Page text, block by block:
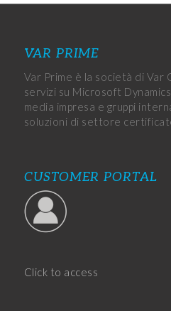
VAR PRIME
Var Prime è la società di Var
servizi su Microsoft
media impresa e gruppi
soluzioni di settore
CUSTOMER PORTAL
Click to access